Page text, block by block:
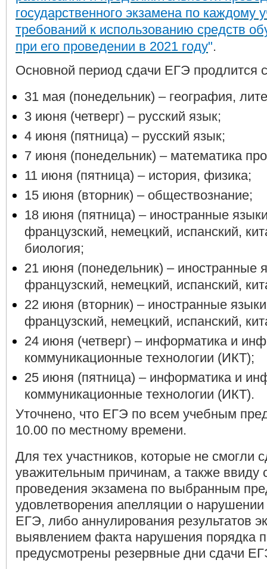
государственного экзамена по каждому
требований к использованию средств
при его проведении в 2021 году".
Основной период сдачи ЕГЭ продлится
31 мая (понедельник) – география,
3 июня (четверг) – русский язык;
4 июня (пятница) – русский язык;
7 июня (понедельник) – математика
11 июня (пятница) – история, физика;
15 июня (вторник) – обществознание;
18 июня (пятница) – иностранные
французский, немецкий, испанский,
биология;
21 июня (понедельник) – иностранные
французский, немецкий, испанский,
22 июня (вторник) – иностранные
французский, немецкий, испанский,
24 июня (четверг) – информатика и
коммуникационные технологии (ИКТ);
25 июня (пятница) – информатика и
коммуникационные технологии (ИКТ).
Уточнено, что ЕГЭ по всем учебным
10.00 по местному времени.
Для тех участников, которые не смогли
уважительным причинам, а также ввиду
проведения экзамена по выбранным
удовлетворения апелляции о
ЕГЭ, либо аннулирования результатов
выявлением факта нарушения порядка
предусмотрены резервные дни сдачи